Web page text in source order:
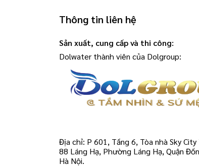
Thông tin liên hệ
Sản xuất, cung cấp và thi công:
Dolwater thành viên của Dolgroup:
Địa chỉ: P 601, Tầng 6, Tòa nhà Sky City
88 Láng Hạ, Phường Láng Hạ, Quận
Hà Nội.